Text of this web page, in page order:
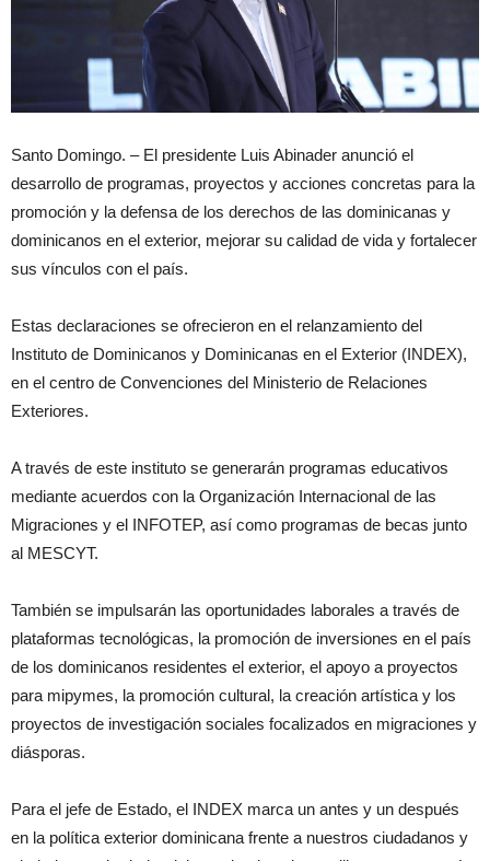
Santo Domingo. – El presidente Luis Abinader anunció el
desarrollo de programas, proyectos y acciones concretas para la
promoción y la defensa de los derechos de las dominicanas y
dominicanos en el exterior, mejorar su calidad de vida y fortalecer
sus vínculos con el país.
Estas declaraciones se ofrecieron en el relanzamiento del
Instituto de Dominicanos y Dominicanas en el Exterior (INDEX),
en el centro de Convenciones del Ministerio de Relaciones
Exteriores.
A través de este instituto se generarán programas educativos
mediante acuerdos con la Organización Internacional de las
Migraciones y el INFOTEP, así como programas de becas junto
al MESCYT.
También se impulsarán las oportunidades laborales a través de
plataformas tecnológicas, la promoción de inversiones en el país
de los dominicanos residentes el exterior, el apoyo a proyectos
para mipymes, la promoción cultural, la creación artística y los
proyectos de investigación sociales focalizados en migraciones y
diásporas.
Para el jefe de Estado, el INDEX marca un antes y un después
en la política exterior dominicana frente a nuestros ciudadanos y